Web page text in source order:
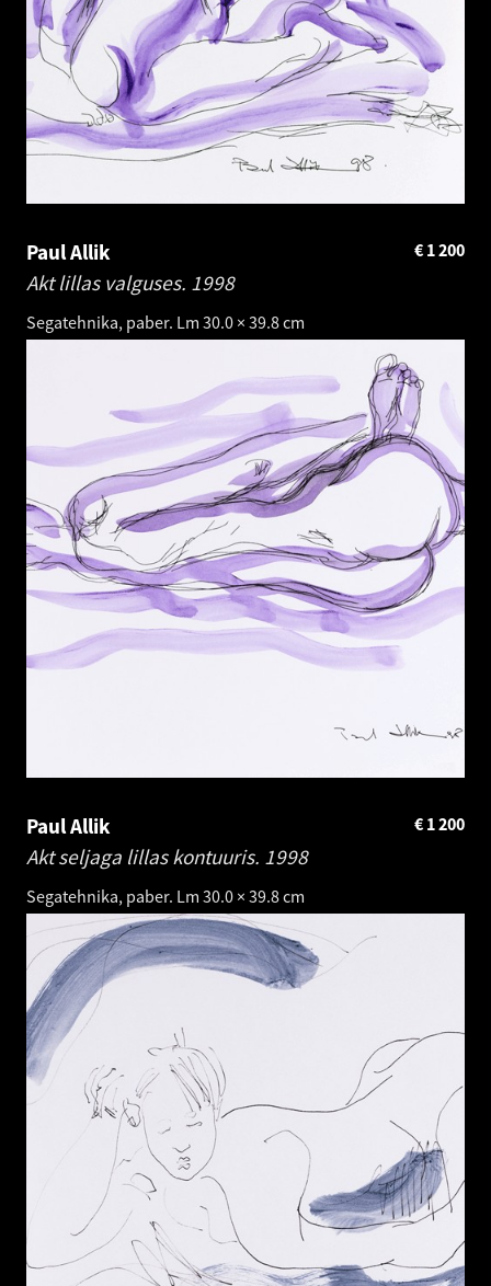
Paul Allik
Akt lillas valguses. 1998
Segatehnika, paber. Lm 30.0 × 39.8 cm
1 200
€
Paul Allik
Akt seljaga lillas kontuuris. 1998
Segatehnika, paber. Lm 30.0 × 39.8 cm
1 200
€